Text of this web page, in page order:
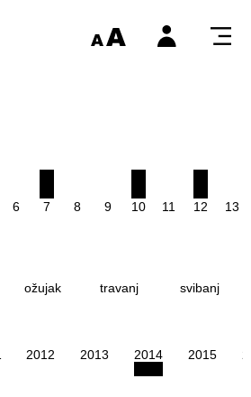
6 7 8 9 10 11 12 13
ožujak travanj svibanj
2012 2013 2014 2015